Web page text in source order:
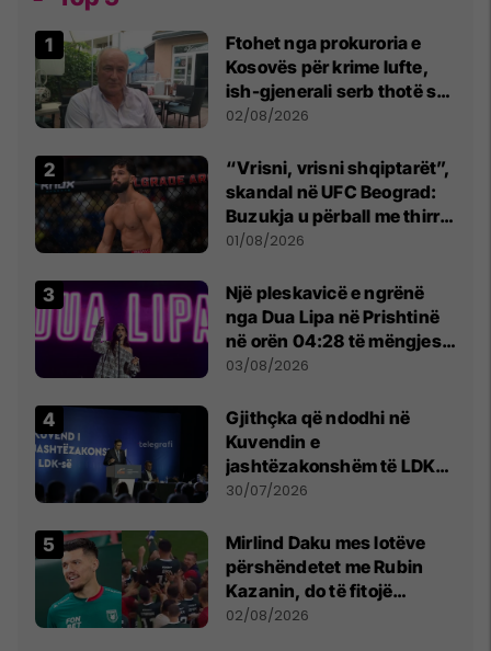
Ftohet nga prokuroria e
Kosovës për krime lufte,
ish-gjenerali serb thotë se
dikush e tradhtoi në
02/08/2026
“Vrisni, vrisni shqiptarët”,
skandal në UFC Beograd:
Buzukja u përball me thirrje
anti-shqiptare nga
01/08/2026
Një pleskavicë e ngrënë
nga Dua Lipa në Prishtinë
në orën 04:28 të mëngjesit
- dhe bota digjitale serbe
03/08/2026
Gjithçka që ndodhi në
Kuvendin e
jashtëzakonshëm të LDK-
së
30/07/2026
Mirlind Daku mes lotëve
përshëndetet me Rubin
Kazanin, do të fitojë
miliona te Spartak Moska
02/08/2026